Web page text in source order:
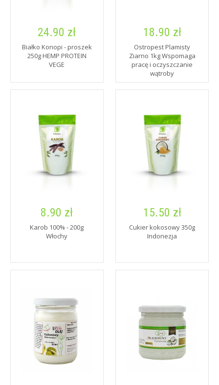
24.90 zł
Białko Konopi - proszek
250g HEMP PROTEIN
VEGE
18.90 zł
Ostropest Plamisty
Ziarno 1kg Wspomaga
pracę i oczyszczanie
wątroby
8.90 zł
Karob 100% - 200g
Włochy
15.50 zł
Cukier kokosowy 350g
Indonezja